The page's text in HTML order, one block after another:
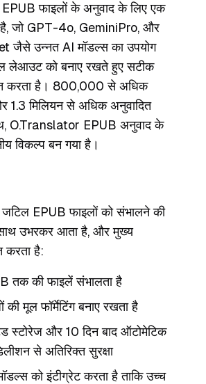
फाइलों के अनुवाद के लिए एक
जो GPT-4o, GeminiPro, और
जैसे उन्नत AI मॉडल्स का उपयोग
लेआउट को बनाए रखते हुए सटीक
करता है। 800,000 से अधिक
1.3 मिलियन से अधिक अनुवादित
O.Translator EPUB अनुवाद के
विकल्प बन गया है।
EPUB फाइलों को संभालने की
उभरकर आता है, और मुख्य
करता है:
तक की फाइलें संभालता है
की मूल फॉर्मेटिंग बनाए रखता है
स्टोरेज और 10 दिन बाद ऑटोमेटिक
से अतिरिक्त सुरक्षा
को इंटीग्रेट करता है ताकि उच्च